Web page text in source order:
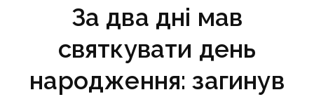
За два дні мав
святкувати день
народження: загинув